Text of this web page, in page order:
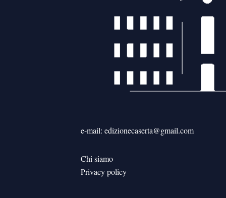
e-mail: edizionecaserta@gmail.com
Chi siamo
Privacy policy